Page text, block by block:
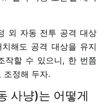
외 자동 전투 공격 대상
해도 공격 대상을 유지
작할 수 있으니, 한 번쯤
조정해 두자.
사냥)는 어떻게